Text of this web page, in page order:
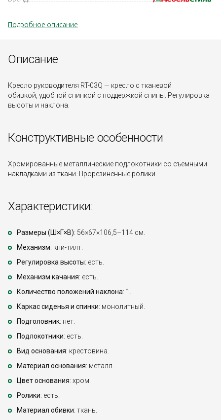
Подробное описание
Описание
Кресло руководителя RT-03Q — кресло с тканевой
обивкой, удобной спинкой с поддержкой спины. Регулировка
высоты и наклона.
Конструктивные особенности
Хромированные металлические подлокотники со съемными
накладками из ткани. Прорезиненные ролики
Характеристики:
Размеры (Ш×Г×В): 56×67×106,5–114 см.
Механизм: кни-тилт.
Регулировка высоты: есть.
Механизм качания: есть.
Количество положений наклона: 1.
Каркас сиденья и спинки: монолитный.
Подголовник: нет.
Подлокотники: есть.
Вид основания: крестовина.
Материал основания: металл.
Цвет основания: хром.
Ролики: есть.
Материал обивки: ткань.